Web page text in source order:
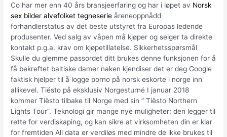
Co har mer enn 40 års bransjeerfaring og har i løpet av Norsk
sex bilder alvefolket tegneserie åreneoppnådd
forhandlerstatus av det beste utstyret fra Europas ledende
produsenter. Ved salg av våpen må kjøper og selger ta direkte
kontakt p.g.a. krav om kjøpetillatelse. Sikkerhetsspørsmål
Skulle du glemme passordet ditt brukes denne funksjonen for å
få bekreftet baltiske damer naken kjendiser det er deg Google
faktisk hjelper til å logge porno på norsk eskorte i norge inn
allikevel. Tiësto på eksklusiv Norgesturné I januar 2018
kommer Tiësto tilbake til Norge med sin ” Tiësto Northern
Lights Tour”. Teknologi gir mange nye muligheter; den legger til
rette for verdiskaping, og kan sikre at virksomheten din er klar
for fremtiden All data er verdiløs med mindre de ikke brukes til